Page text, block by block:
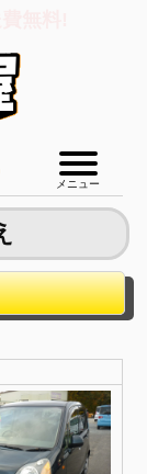
メニュー